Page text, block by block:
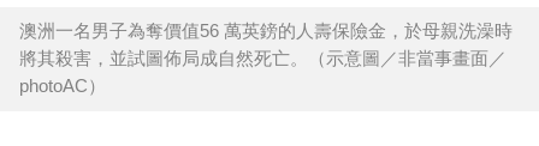
澳洲一名男子為奪價值56 萬英鎊的人壽保險金，於母親洗澡時
將其殺害，並試圖佈局成自然死亡。（示意圖／非當事畫面／
photoAC）